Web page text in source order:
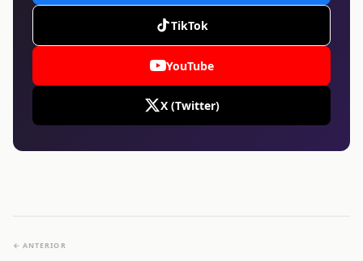
TikTok
YouTube
X (Twitter)
← ANTERIOR